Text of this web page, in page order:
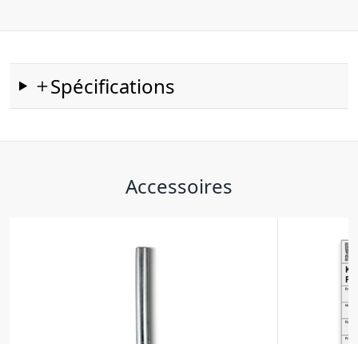
Spécifications
Accessoires